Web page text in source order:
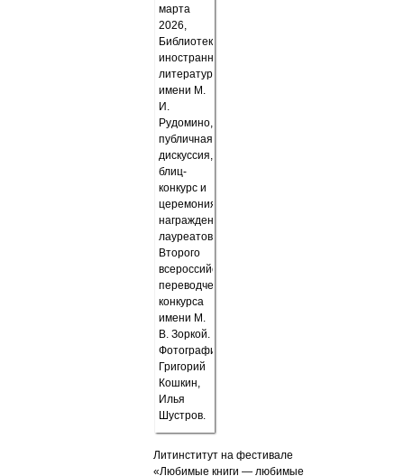
Литинститут на фестивале
«Любимые книги — любимые